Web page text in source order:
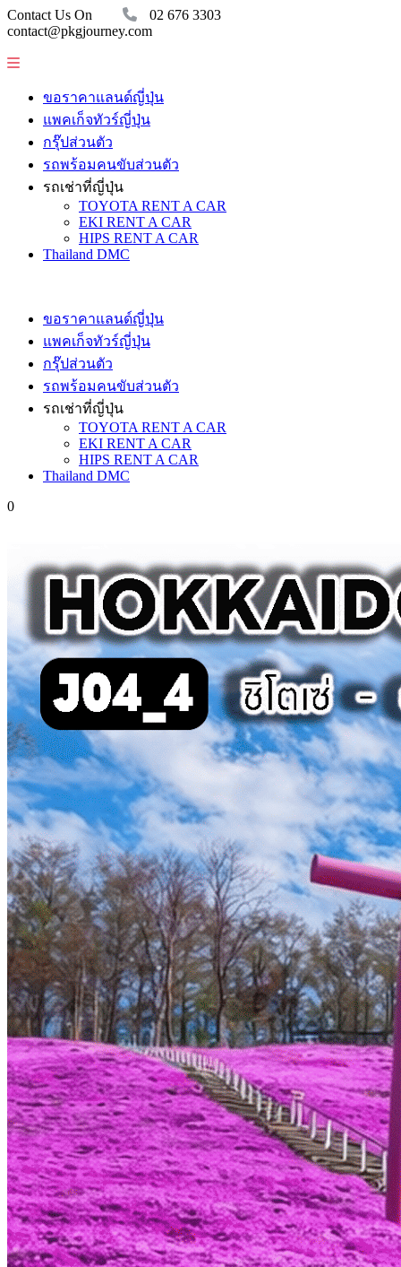
Contact Us On
02 676 3303
contact@pkgjourney.com
ขอราคาแลนด์ญี่ปุ่น
แพคเก็จทัวร์ญี่ปุ่น
กรุ๊ปส่วนตัว
รถพร้อมคนขับส่วนตัว
รถเช่าที่ญี่ปุ่น
TOYOTA RENT A CAR
EKI RENT A CAR
HIPS RENT A CAR
Thailand DMC
ขอราคาแลนด์ญี่ปุ่น
แพคเก็จทัวร์ญี่ปุ่น
กรุ๊ปส่วนตัว
รถพร้อมคนขับส่วนตัว
รถเช่าที่ญี่ปุ่น
TOYOTA RENT A CAR
EKI RENT A CAR
HIPS RENT A CAR
Thailand DMC
0